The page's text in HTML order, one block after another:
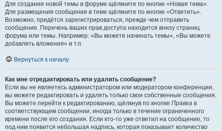
Для создания новой темы в форуме щёлкните по кнопке «Новая тема».
Для размещения сообщения в теме щёлкните по кнопке «Ответить».
Возможно, придётся зарегистрироваться, прежде чем отправить
сообщение. Перечень ваших прав доступа находится внизу страниц
форума или темы. Например: «Вы можете начинать темы», «Вы можете
добавлять вложения» и т.п.
Вернуться к началу
Как мне отредактировать или удалить сообщение?
Если вы не являетесь администратором или модератором конференции,
вы можете редактировать и удалять только свои собственные сообщения.
Вы можете перейти к редактированию, щёлкнув по кнопке Правка в
соответствующем сообщении, иногда только в течение ограниченного
времени после его создания. Если кто-то уже ответил на сообщение, то
под ним появится небольшая надпись, которая показывает количество